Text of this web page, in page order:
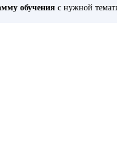
обучения с нужной